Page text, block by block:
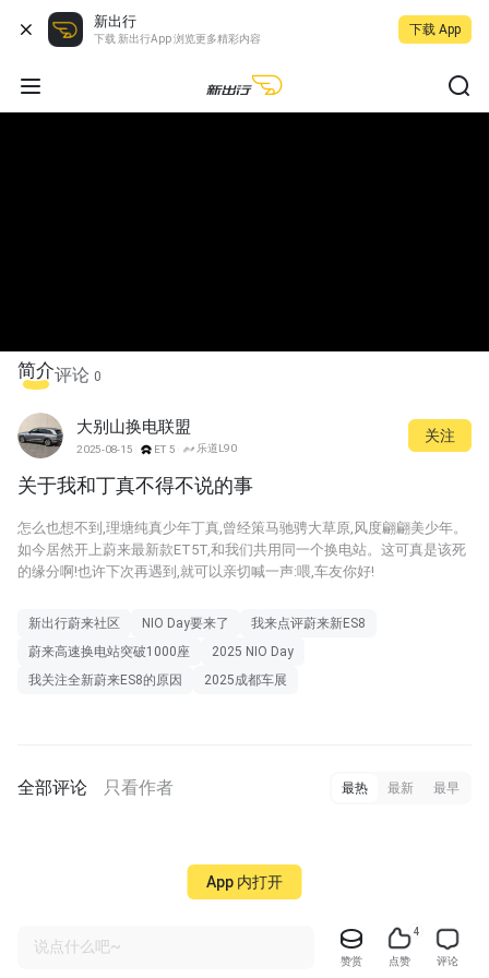
新出行
下载 新出行App 浏览更多精彩内容
下载 App
简介评论 0
大别山换电联盟
2025-08-15 ET5 乐道L90
关注
关于我和丁真不得不说的事
怎么也想不到,理塘纯真少年丁真,曾经策马驰骋大草原,风度翩翩美少年。
如今居然开上蔚来最新款ET5T,和我们共用同一个换电站。这可真是该死
的缘分啊!也许下次再遇到,就可以亲切喊一声:喂,车友你好!
新出行蔚来社区 NIO Day要来了
我来点评蔚来新ES8
蔚来高速换电站突破1000座
2025 NIO Day
我关注全新蔚来ES8的原因
2025成都车展
全部评论 只看作者 最热 最新 最早
说点什么吧~
赞赏
4
点赞 评论
App 内打开